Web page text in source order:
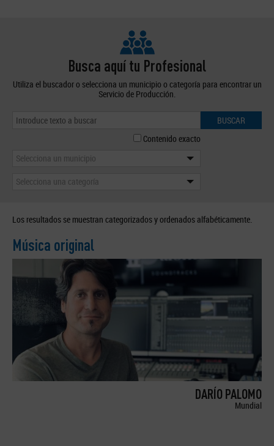
Busca aquí tu Profesional
Utiliza el buscador o selecciona un municipio o categoría para encontrar un
Servicio de Producción.
BUSCAR
Contenido exacto
Selecciona un municipio
Selecciona una categoría
Los resultados se muestran categorizados y ordenados alfabéticamente.
Música original
DARÍO PALOMO
Mundial